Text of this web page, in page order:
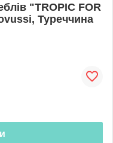
"TROPIC FOR
Туреччина